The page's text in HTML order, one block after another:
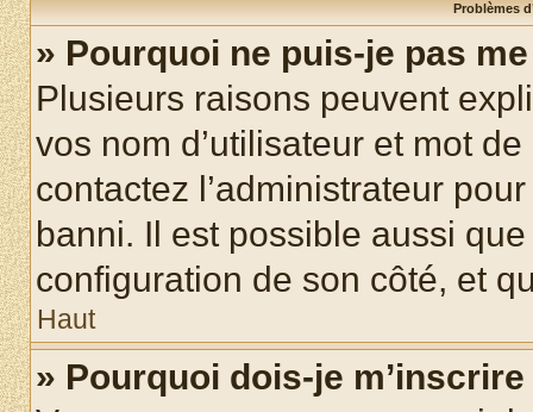
Problèmes
» Pourquoi ne puis-je pas
Plusieurs raisons peuvent
vos nom d’utilisateur et mot
contactez l’administrateur
banni. Il est possible aussi
configuration de son côté, et
Haut
» Pourquoi dois-je